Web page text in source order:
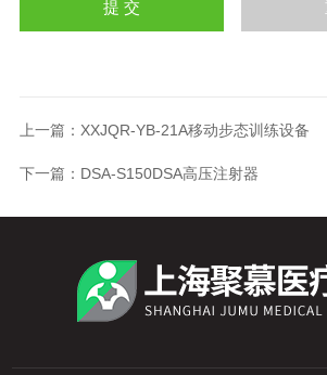
上一篇： XXJQR-YB-21A移动步态训练设备
下一篇： DSA-S150DSA高压注射器